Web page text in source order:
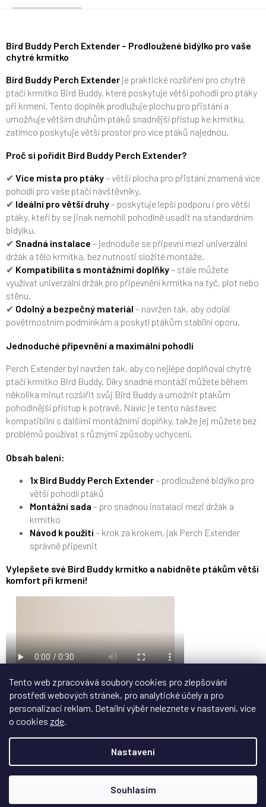
Tento web zpracovává soubory cookies pro zlepšování
prostředí webových stránek, pro analytické účely a pro
personalizaci reklam. Detailní výběr neleznete v nastavení, více
o cookies zde.
Nastavení
Souhlasím
Bird Buddy Perch Extender – Prodloužené bidýlko pro vaše
chytré krmítko
Bird Buddy Perch Extender je praktické rozšíření pro chytré
ptačí krmítko Bird Buddy, které poskytuje větší pohodlí pro ptáky
při krmení. Tento doplněk prodlužuje plochu pro přistání a
umožňuje větším druhům ptáků snadnější přístup ke krmítku,
zatímco poskytuje větší prostor pro více ptáků najednou.
Proč si pořídit Bird Buddy Perch Extender?
✔ Více místa pro ptáky– větší plocha pro přistání znamená více
pohodlí pro vaše ptačí návštěvníky.
✔ Ideální pro větší druhy– poskytuje lepší podporu i pro větší
ptáky, kteří by se jinak nemohli pohodlně usadit na standardním
bidýlku.
✔ Snadná instalace – jednoduše se připevní mezi univerzální
držák a tělo krmítka, bez nutnosti složité montáže.
✔ Kompatibilita s montážními doplňky– stále můžete
využívat univerzální držák pro připevnění krmítka na tyč, plot nebo
stěnu.
✔ Odolný a bezpečný materiál – navržen tak, aby odolal
povětrnostním podmínkám a poskytl ptákům stabilní oporu.
Jednoduché připevnění a maximální pohodlí
Perch Extender byl navržen tak, aby co nejlépe doplňoval chytré
ptačí krmítko Bird Buddy. Díky snadné montáži můžete během
několika minut rozšířit svůj Bird Buddy a umožnit ptákům
pohodlnější přístup k potravě. Navíc je tento nástavec
kompatibilní s dalšími montážními doplňky, takže jej můžete bez
problémů používat s různými způsoby uchycení.
Obsah balení:
1x Bird Buddy Perch Extender– prodloužené bidýlko pro
větší pohodlí ptáků
Montážní sada – pro snadnou instalaci mezi držák a
krmítko
Návod k použití– krok za krokem, jak Perch Extender
správně připevnit
Vylepšete své Bird Buddy krmítko a nabídněte ptákům větší
komfort při krmení!
Doplňkové parametry
Modrá